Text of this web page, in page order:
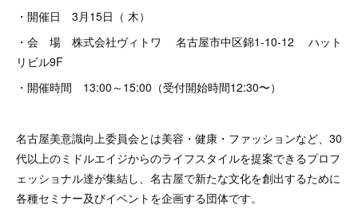
・開催日 3月15日（ 木）
・会 場 株式会社ヴィトワ 名古屋市中区錦1-10-12 ハット
リビル9F
・開催時間 13:00～15:00（受付開始時間12:30〜）
名古屋美意識向上委員会とは美容・健康・ファッションなど、30
代以上のミドルエイジからのライフスタイルを提案できるプロフ
ェッショナル達が集結し、名古屋で新たな文化を創出するために
各種セミナー及びイベントを企画する団体です。